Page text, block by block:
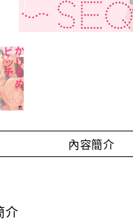
內容簡介
介